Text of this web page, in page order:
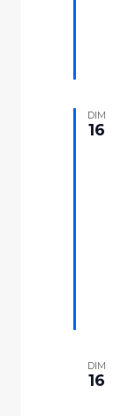
DIM
16
DIM
16